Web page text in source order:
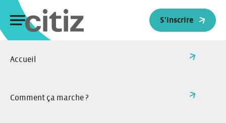
S'inscrire
Accueil
Comment ça marche ?
Retour à l'accueil
> Actualités
Panneau de gestion des cookies